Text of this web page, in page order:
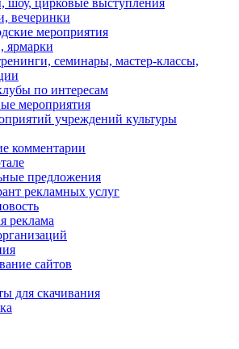
шоу, цирковые выступления
вечеринки
мероприятия
ярмарки
семинары, мастер-классы,
по интересам
мероприятия
учреждений культуры
комментарии
предложения
рекламных услуг
реклама
сайтов
для скачивания